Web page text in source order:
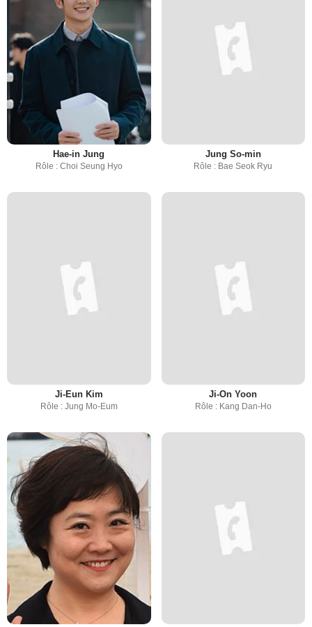
Hae-in Jung
Rôle : Choi Seung Hyo
Jung So-min
Rôle : Bae Seok Ryu
Ji-Eun Kim
Rôle : Jung Mo-Eum
Ji-On Yoon
Rôle : Kang Dan-Ho